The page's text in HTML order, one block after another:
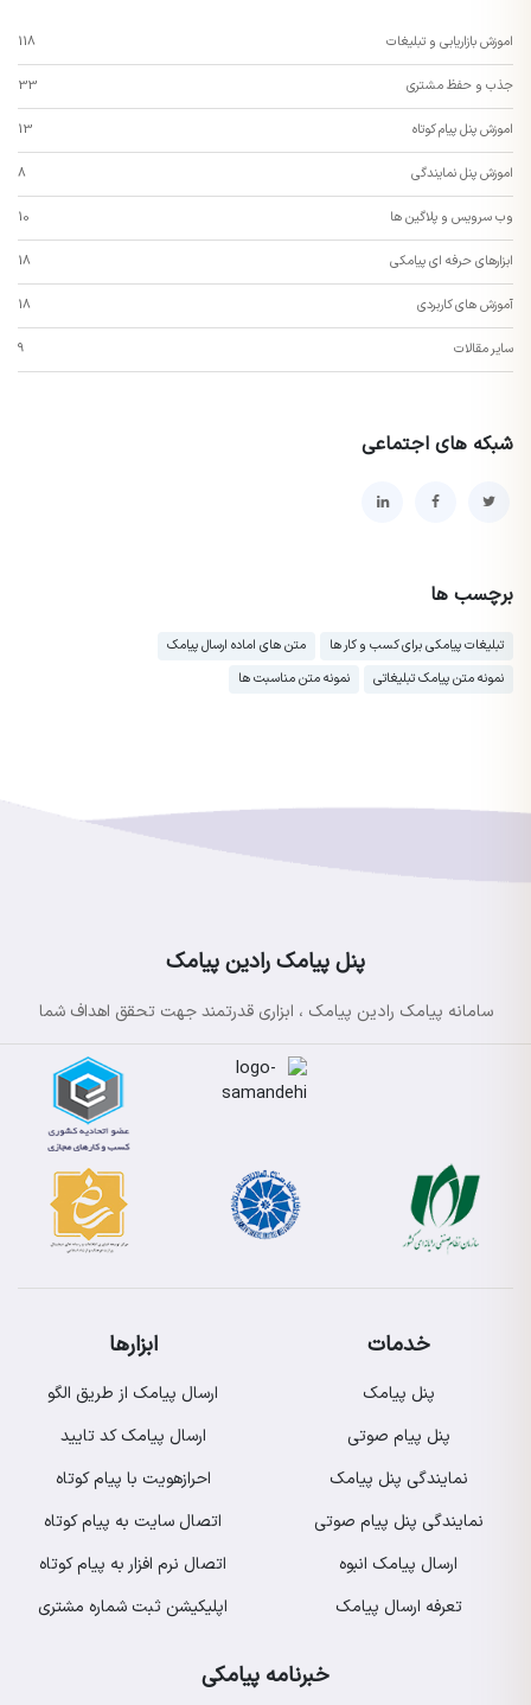
اموزش بازاریابی و تبلیغات 118
جذب و حفظ مشتری 33
اموزش پنل پیام کوتاه 13
اموزش پنل نمایندگی 8
وب سرویس و پلاگین ها 10
ابزارهای حرفه ای پیامکی 18
آموزش های کاربردی 18
سایر مقالات 9
شبکه های اجتماعی
برچسب ها
تبلیغات پیامکی برای کسب و کار ها
متن های اماده ارسال پیامک
نمونه متن پیامک تبلیغاتی
نمونه متن مناسبت ها
پنل پیامک رادین پیامک
سامانه پیامک رادین پیامک ، ابزاری قدرتمند جهت تحقق اهداف شما
خدمات
پنل پیامک
پنل پیام صوتی
نمایندگی پنل پیامک
نمایندگی پنل پیام صوتی
ارسال پیامک انبوه
تعرفه ارسال پیامک
ابزارها
ارسال پیامک از طریق الگو
ارسال پیامک کد تایید
احرازهویت با پیام کوتاه
اتصال سایت به پیام کوتاه
اتصال نرم افزار به پیام کوتاه
اپلیکیشن ثبت شماره مشتری
خبرنامه پیامکی